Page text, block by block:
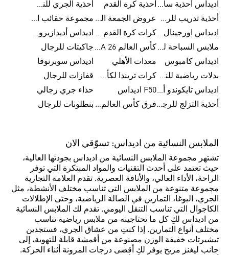
اديداس أحذية سامبا للنساء أحذية كرة القدم
أحذية الجري للنساء
أحذية تدريب للرجال
عروض الجمعة البيضاء للرجال
مجموعة حقائب الظهر
اديداس اورجينال ملابس
كرات كرة القدم للرجال
اديداس أديدازيرو معدات الجري
ملابس السباحة للرجال
كأس العالم FIFA 26™ جاكيتات للرجال
اديداس كامبوس
معدات الأهلي
اديداس سوبرنوفا
بدلات رياضية للنساء
كرات تريندا لكأس العالم FIFA 26™
قفازات للرجال
اديداس تايكوندو أورجنالزF50 اديداس
حذاء جري رجالي
أحذية التزلج للرجال
فرق كأس العالم FIFA 26™ بنطلونات للرجال
الملابس النسائية من اديداس: تسوّقي الان
تشتهر مجموعة الملابس النسائية من اديداس بجودتها العالية،
حيث تعتمد على أحدث التقنيات والمواد المبتكرة التي توفر
الراحة، الأداء العالي، والأناقة العصرية. تقدم العلامة التجارية
مجموعة متنوعة من الملابس التي تناسب مختلف الأنشطة، مثل
الجري، اليوغا، التمارين في الصالة الرياضية، وحتى الإطلالات
الكاجوال التي تناسب التنقل اليومي. تقدم لك الملابس النسائية
من اديداس لكِ كل ما تحتاجينه من ملابس رياضية تناسب
مختلف أنواع التمارين. إذا كنتِ من عشاق الجري، فستجدين
تيشيرتات خفيفة الوزن مصنوعة من أقمشة قابلة للتهوية، إلى
جانب ليغنز مريح يوفر لكِ أقصى درجات المرونة أثناء الحركة.